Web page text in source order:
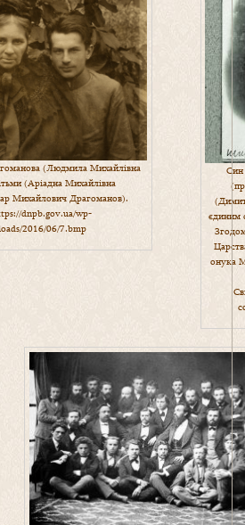
(Людмила Михайлівна
(Аріадна Михайлівна
Михайлович Драгоманов).
dnpb.gov.ua/wp-
2016/06/7.bmp
Син
єдиним
онука